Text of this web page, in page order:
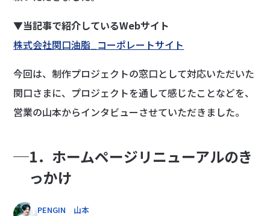
▼当記事で紹介しているWebサイト
株式会社関口油脂_コーポレートサイト
今回は、制作プロジェクトの窓口として対応いただいた
関口さまに、プロジェクトを通して感じたことなどを、
営業の山本からインタビューさせていただきました。
1．ホームページリニューアルのき
っかけ
PENGIN 山本